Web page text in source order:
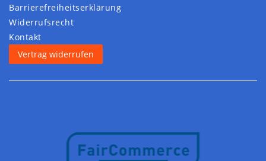
Barrierefreiheitserklärung
Widerrufs­recht
Kontakt
Vertrag widerrufen